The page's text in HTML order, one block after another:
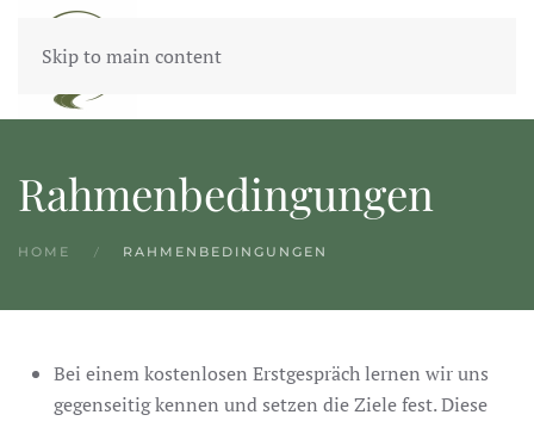
Skip to main content
Rahmenbedingungen
HOME RAHMENBEDINGUNGEN
Bei einem kostenlosen Erstgespräch lernen wir uns
gegenseitig kennen und setzen die Ziele fest. Diese